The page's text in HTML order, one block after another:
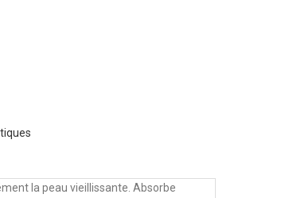
la peau vieillissante. Absorbe